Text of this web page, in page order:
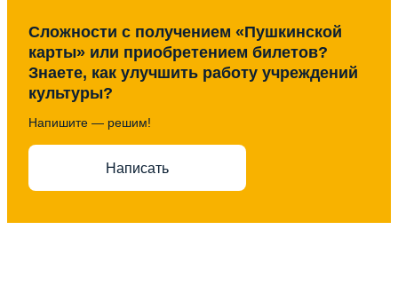
Сложности с получением «Пушкинской
карты» или приобретением билетов?
Знаете, как улучшить работу учреждений
культуры?
Напишите — решим!
Написать